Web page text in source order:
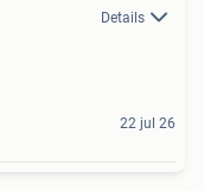
Details
22 jul 26